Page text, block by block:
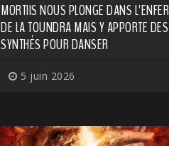
MORTIIS NOUS PLONGE DANS L'ENFER
DE LA TOUNDRA MAIS Y APPORTE DES
SYNTHÉS POUR DANSER
5 juin 2026